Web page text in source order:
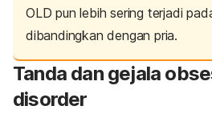
OLD pun lebih sering terjadi
dibandingkan dengan pria.
Tanda dan gejala
disorder